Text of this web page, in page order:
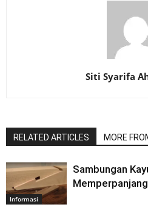
Siti Syarifa
RELATED ARTICLES MORE
Informasi
Sambungan